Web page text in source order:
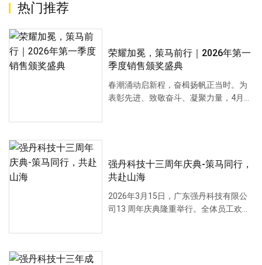
热门推荐
荣耀加冕，策马前行｜2026年第一
季度销售颁奖盛典
春潮涌动启新程，奋楫扬帆正当时。为
表彰先进、致敬奋斗、凝聚力量，4月7
强丹科技十三周年庆典-策马同行，
共赴山海
2026年3月15日，广东强丹科技有限公
司13 周年庆典隆重举行。全体员工欢聚